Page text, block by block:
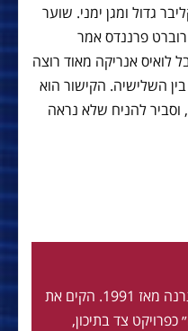
גדול ומגן ימני. שוער
פרננדס אמר
לואיס אנריקה מאוד רוצה
השלישיה. הקישור הוא
להניח שלא נראה
חי ונושם בלאוגרנה מאז 1991. הקים את
צד בתיכון,